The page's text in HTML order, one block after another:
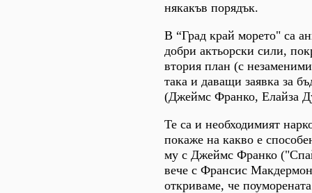
някакъв порядък.
В “Град край морето" са
добри актьорски сили,
втория план (с
така и даващи заявка за
(Джеймс Франко, Елайза
Те са и необходимият
покаже на какво е
му с Джеймс Франко
вече с Франсис
откриваме, че